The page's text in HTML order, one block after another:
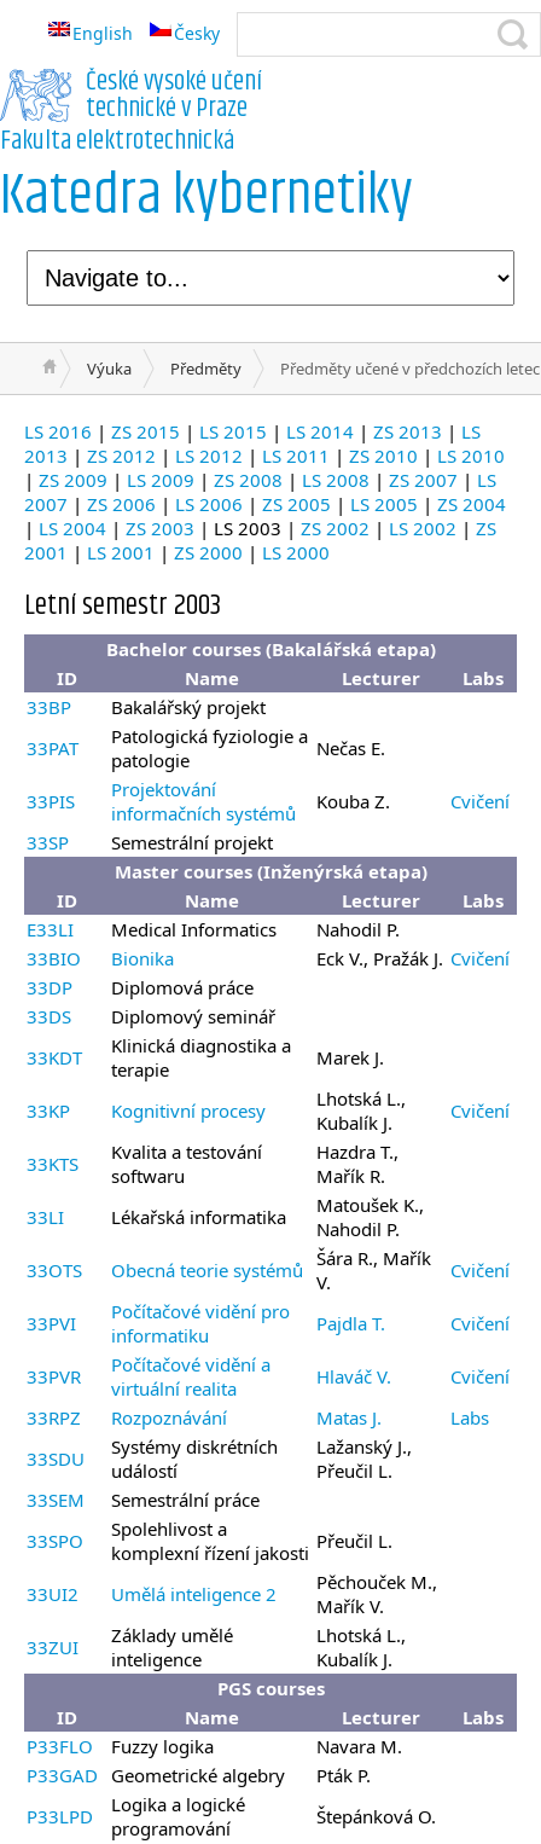
English Česky
České vysoké učení
technické v Praze
Fakulta elektrotechnická
Katedra kybernetiky
Výuka Předměty Předměty učené v předchozích
LS 2016 | ZS 2015 | LS 2015 | LS 2014 | ZS 2013 | LS
2013 | ZS 2012 | LS 2012 | LS 2011 | ZS 2010 | LS 2010
| ZS 2009 | LS 2009 | ZS 2008 | LS 2008 | ZS 2007 | LS
2007 | ZS 2006 | LS 2006 | ZS 2005 | LS 2005 | ZS 2004
| LS 2004 | ZS 2003 | LS 2003 | ZS 2002 | LS 2002 | ZS
2001 | LS 2001 | ZS 2000 | LS 2000
Letní semestr 2003
Bachelor courses (Bakalářská etapa)
ID
Name Lecturer
Labs
33BP
Bakalářský projekt
33PAT
Patologická fyziologie a
patologie
Nečas E.
33PIS
Projektování
informačních systémů
Kouba Z.
Cvičení
33SP
Semestrální projekt
Master courses (Inženýrská etapa)
ID
Name Lecturer
Labs
E33LI
Medical Informatics
Nahodil P.
33BIO
Bionika Eck V., Pražák J. Cvičení
33DP
Diplomová práce
33DS
Diplomový seminář
33KDT
Klinická diagnostika a
terapie
Marek J.
33KP Kognitivní procesy
Lhotská L.,
Kubalík J.
Cvičení
33KTS
Kvalita a testování
softwaru
Hazdra T.,
Mařík R.
33LI
Lékařská informatika
Matoušek K.,
Nahodil P.
33OTS
Obecná teorie systémů Šára R., Mařík
V.
Cvičení
33PVI
Počítačové vidění pro
informatiku
Pajdla T. Cvičení
33PVR
Počítačové vidění a
virtuální realita
Hlaváč V.
Cvičení
33RPZ
Rozpoznávání Matas J.
Labs
33SDU
Systémy diskrétních
událostí
Lažanský J.,
Přeučil L.
33SEM
Semestrální práce
33SPO
Spolehlivost a
komplexní řízení jakosti Přeučil L.
33UI2 Umělá inteligence 2
Pěchouček M.,
Mařík V.
33ZUI
Základy umělé
inteligence
Lhotská L.,
Kubalík J.
PGS courses
ID
Name Lecturer
Labs
P33FLO
Fuzzy logika
Navara M.
P33GAD
Geometrické algebry
Pták P.
P33LPD
Logika a logické
programování
Štepánková O.